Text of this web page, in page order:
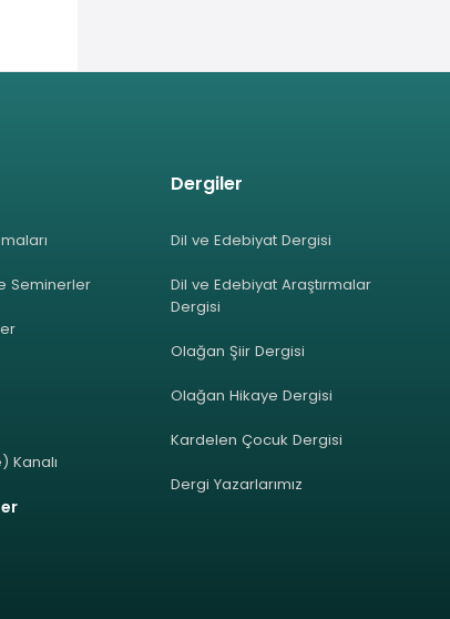
Seminerler
Kanalı
Dergiler
Dil ve Edebiyat Dergisi
Dil ve Edebiyat Araştırmalar
Dergisi
Olağan Şiir Dergisi
Olağan Hikaye Dergisi
Kardelen Çocuk Dergisi
Dergi Yazarlarımız